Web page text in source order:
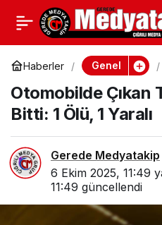
Haberler Genel
Otomobilde Çıkan
Bitti: 1 Ölü, 1 Yaralı
Gerede Medyatakip
6 Ekim 2025, 11:49
11:49 güncellendi
Bilecik’te Bisiklet Turu
ile Alzheimer’a Dikkat
Çekildi